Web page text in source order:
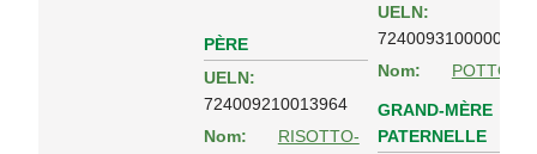
PÈRE
UELN:
724009210013964
Nom:
RISOTTO-
UELN:
724009310000006
Nom:
POTTO
GRAND-MÈRE
PATERNELLE